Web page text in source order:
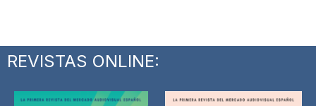
REVISTAS ONLINE: